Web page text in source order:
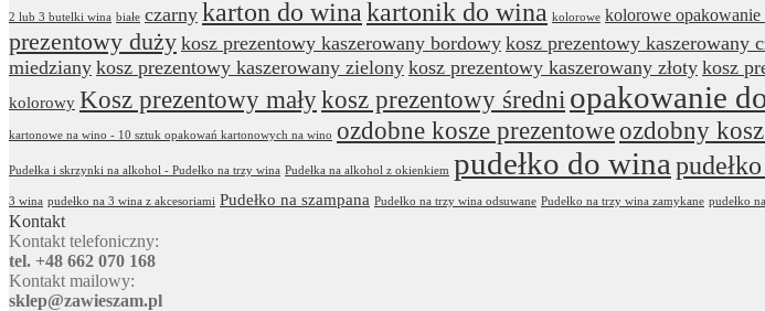
2 lub 3 butelki wina białe czarny karton do wina kartonik do wina kolorowe kolorowe
prezentowy duży kosz prezentowy kaszerowany bordowy kosz prezentowy kaszerowany
miedziany kosz prezentowy kaszerowany zielony kosz prezentowy kaszerowany złoty kosz
kolorowy Kosz prezentowy małykosz prezentowy średni opakowanie
kartonowe na wino - 10 sztuk opakowań kartonowych na wino ozdobne kosze prezentoweozdobny
Pudełka i skrzynki na alkohol - Pudełko na trzy wina Pudełka na alkohol z okienkiem pudełko do wina
3 wina pudełko na 3 wina z akcesoriami Pudełko na szampana Pudełko na trzy wina odsuwane Pudełko na trzy wina zamykane pudełko
Kontakt
Kontakt telefoniczny:
tel. +48 662 070 168
Kontakt mailowy:
sklep@zawieszam.pl